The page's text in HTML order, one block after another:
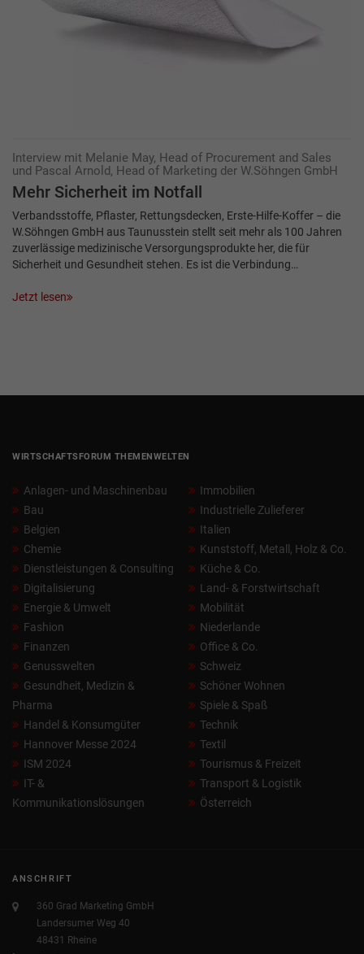
Interview mit Melanie May, Head of Procurement and Sales
und Pascal Arnold, Head of Marketing der W.Söhngen GmbH
Mehr Sicherheit im Notfall
Verbandsstoffe, Pflaster, Rettungsdecken, Erste-Hilfe-Koffer – die
W.Söhngen GmbH aus Taunusstein stellt seit mehr als 100 Jahren
zuverlässige medizinische Versorgungsprodukte her, die für
Sicherheit und Gesundheit stehen. Es ist die Verbindung…
Jetzt lesen
WIRTSCHAFTSFORUM THEMENWELTEN
Anlagen- und Maschinenbau
Bau
Belgien
Chemie
Dienstleistungen & Consulting
Digitalisierung
Energie & Umwelt
Fashion
Finanzen
Genusswelten
Gesundheit, Medizin &
Pharma
Handel & Konsumgüter
Hannover Messe 2024
ISM 2024
IT- &
Kommunikationslösungen
Immobilien
Industrielle Zulieferer
Italien
Kunststoff, Metall, Holz & Co.
Küche & Co.
Land- & Forstwirtschaft
Mobilität
Niederlande
Office & Co.
Schweiz
Schöner Wohnen
Spiele & Spaß
Technik
Textil
Tourismus & Freizeit
Transport & Logistik
Österreich
ANSCHRIFT
360 Grad Marketing GmbH
Landersumer Weg 40
48431 Rheine